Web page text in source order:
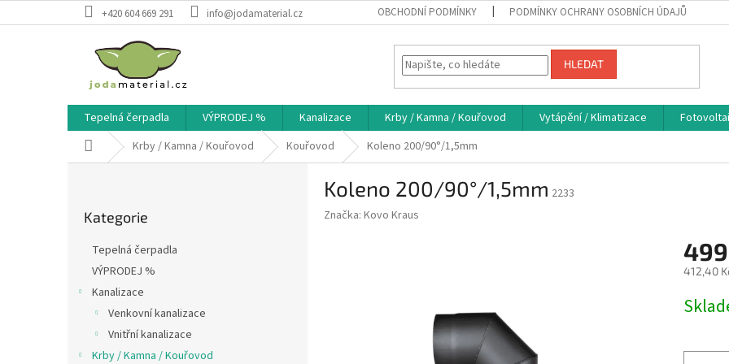
na
+420 604 669 291 info@jodamaterial.cz OBCHODNÍ PODMÍNKY PODMÍNKY OCHRANY OSOBNÍCH ÚDAJŮ
HLEDAT
Tepelná čerpadla VÝPRODEJ % Kanalizace Krby / Kamna / Kouřovod Vytápění / Klimatizace
Domů Krby / Kamna / Kouřovod Kouřovod Koleno 200/90°/1,5mm
kategorie
Kategorie
Tepelná čerpadla
VÝPRODEJ %
Kanalizace
Venkovní kanalizace
Vnitřní kanalizace
Krby / Kamna / Kouřovod
Koleno 200/90°/1,5mm 2233
Značka: Kovo Kraus
412,40
cena: